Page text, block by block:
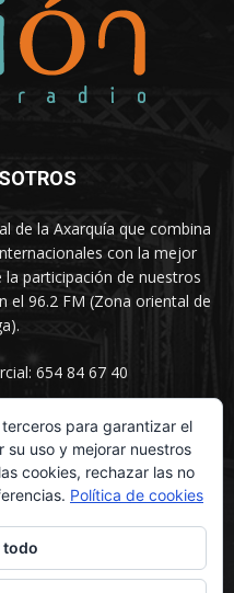
de la Axarquía que combina
con la mejor
participación de nuestros
el 96.2 FM (Zona oriental de
654 84 67 40
para garantizar el
uso y mejorar nuestros
cookies, rechazar las no
Política de cookies
todo